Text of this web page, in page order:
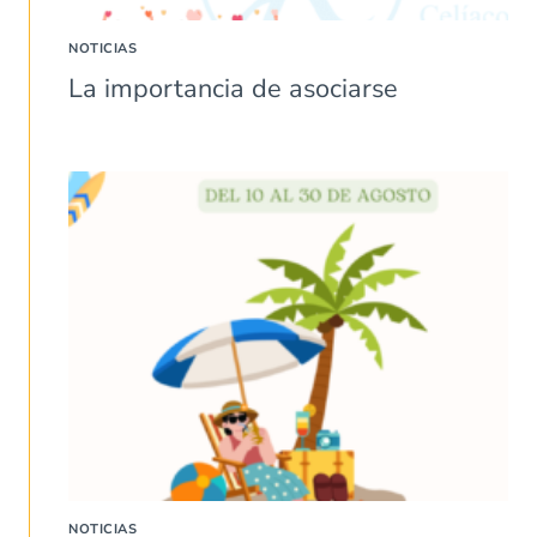
NOTICIAS
La importancia de asociarse
NOTICIAS